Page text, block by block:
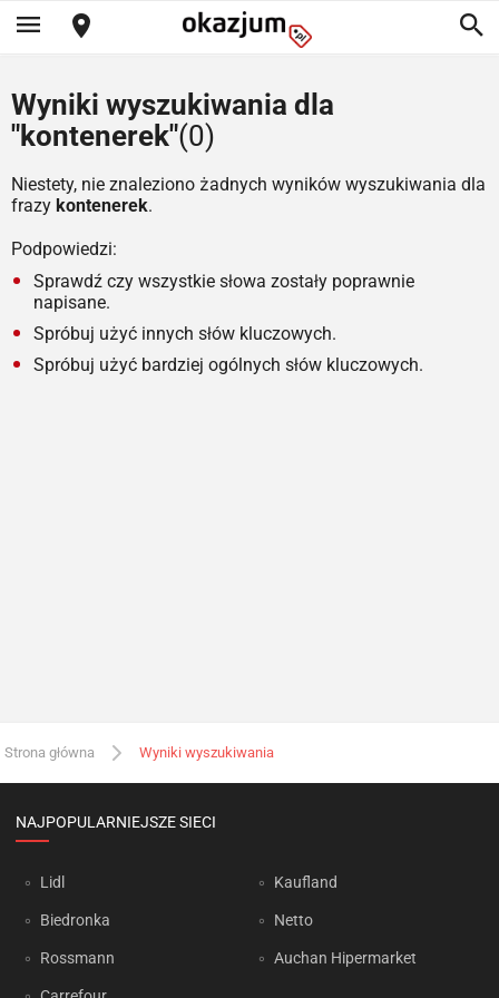
Wyniki wyszukiwania dla
"kontenerek"(0)
Niestety, nie znaleziono żadnych wyników wyszukiwania dla
frazy kontenerek.
Podpowiedzi:
Sprawdź czy wszystkie słowa zostały poprawnie
napisane.
Spróbuj użyć innych słów kluczowych.
Spróbuj użyć bardziej ogólnych słów kluczowych.
Strona główna Wyniki wyszukiwania
NAJPOPULARNIEJSZE SIECI
Lidl
Biedronka
Rossmann
Kaufland
Netto
Auchan Hipermarket